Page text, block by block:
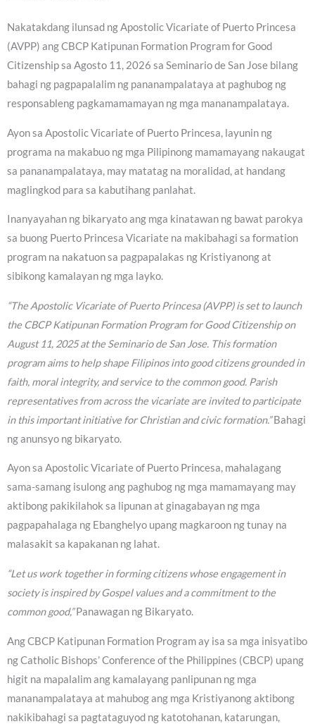
Nakatakdang ilunsad ng Apostolic Vicariate of Puerto Princesa
(AVPP) ang CBCP Katipunan Formation Program for Good
Citizenship sa Agosto 11, 2026 sa Seminario de San Jose bilang
bahagi ng pagpapalalim ng pananampalataya at paghubog ng
responsableng pagkamamamayan ng mga mananampalataya.
Ayon sa Apostolic Vicariate of Puerto Princesa, layunin ng
programa na makabuo ng mga Pilipinong mamamayang nakaugat
sa pananampalataya, may matatag na moralidad, at handang
maglingkod para sa kabutihang panlahat.
Inanyayahan ng bikaryato ang mga kinatawan ng bawat parokya
sa buong Puerto Princesa Vicariate na makibahagi sa formation
program na nakatuon sa pagpapalakas ng Kristiyanong at
sibikong kamalayan ng mga layko.
“The Apostolic Vicariate of Puerto Princesa (AVPP) is set to launch
the CBCP Katipunan Formation Program for Good Citizenship on
August 11, 2025 at the Seminario de San Jose. This formation
program aims to help shape Filipinos into good citizens grounded in
faith, moral integrity, and service to the common good. Parish
representatives from across the vicariate are invited to participate
in this important initiative for Christian and civic formation.”Bahagi
ng anunsyo ng bikaryato.
Ayon sa Apostolic Vicariate of Puerto Princesa, mahalagang
sama-samang isulong ang paghubog ng mga mamamayang may
aktibong pakikilahok sa lipunan at ginagabayan ng mga
pagpapahalaga ng Ebanghelyo upang magkaroon ng tunay na
malasakit sa kapakanan ng lahat.
“Let us work together in forming citizens whose engagement in
society is inspired by Gospel values and a commitment to the
common good,”Panawagan ng Bikaryato.
Ang CBCP Katipunan Formation Program ay isa sa mga inisyatibo
ng Catholic Bishops’ Conference of the Philippines (CBCP) upang
higit na mapalalim ang kamalayang panlipunan ng mga
mananampalataya at mahubog ang mga Kristiyanong aktibong
nakikibahagi sa pagtataguyod ng katotohanan, katarungan,